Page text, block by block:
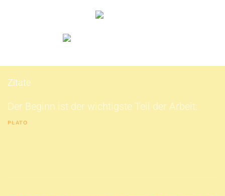
Zitate
Der Beginn ist der wichtigste Teil der Arbeit.
PLATO